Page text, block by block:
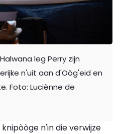
leg Perry zijn
n'uit aan d'Oòg'eid en
Foto: Luciënne de
n'in die verwijze